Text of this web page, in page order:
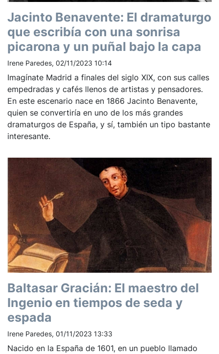
Jacinto Benavente: El dramaturgo
que escribía con una sonrisa
picarona y un puñal bajo la capa
Irene Paredes, 02/11/2023 10:14
Imagínate Madrid a finales del siglo XIX, con sus calles
empedradas y cafés llenos de artistas y pensadores.
En este escenario nace en 1866 Jacinto Benavente,
quien se convertiría en uno de los más grandes
dramaturgos de España, y sí, también un tipo bastante
interesante.
Baltasar Gracián: El maestro del
Ingenio en tiempos de seda y
espada
Irene Paredes, 01/11/2023 13:33
Nacido en la España de 1601, en un pueblo llamado